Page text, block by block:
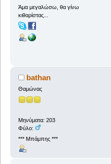
Άμα μεγαλώσω, θα γίνω
κιθαρίστας...
bathan
Θαμώνας
Μηνύματα: 203
Φύλο:
*** Μπάμπης ***